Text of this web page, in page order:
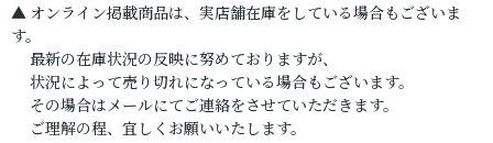
▲ オンライン掲載商品は、実店舗在庫をしている場合もございま
す。
最新の在庫状況の反映に努めておりますが、
状況によって売り切れになっている場合もございます。
その場合はメールにてご連絡をさせていただきます。
ご理解の程、宜しくお願いいたします。